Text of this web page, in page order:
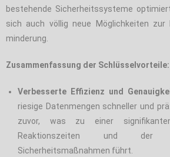
bestehende Sicherheitssysteme
sich auch völlig neue Möglichkeiten zur
minderung.
Zusammenfassung der Schlüsselvorteile:
Verbesserte Effizienz und
riesige Datenmengen schneller und
zuvor, was zu einer
Reaktionszeiten und der
Sicherheitsmaßnahmen führt.